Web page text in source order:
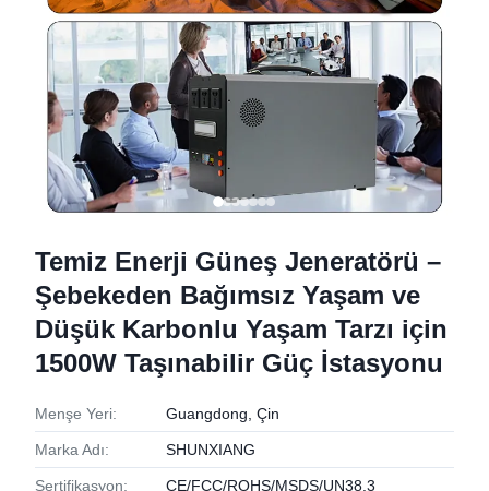
Temiz Enerji Güneş Jeneratörü –
Şebekeden Bağımsız Yaşam ve
Düşük Karbonlu Yaşam Tarzı için
1500W Taşınabilir Güç İstasyonu
Menşe Yeri: Guangdong, Çin
Marka Adı: SHUNXIANG
Sertifikasyon: CE/FCC/ROHS/MSDS/UN38.3